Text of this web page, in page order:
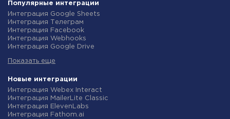
Популярные интеграции
Интеграция Google Sheets
Интеграция Телеграм
Интеграция Facebook
Интеграция Webhooks
Интеграция Google Drive
Интеграция Gmail
Интеграция Новая Почта
Интеграция Binotel
Интеграция OpenAI (ChatGPT)
Интеграция Prom
Интеграция Приват24
Показать еще
Новые интеграции
Интеграция Webex Interact
Интеграция MailerLite Classic
Интеграция ElevenLabs
Интеграция Fathom.ai